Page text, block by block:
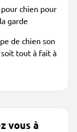
chien pour
garde
de chien son
tout à fait à
vous à